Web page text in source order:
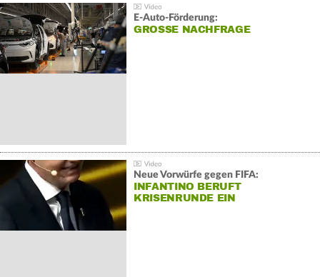
E-Auto-Förderung:
GROSSE NACHFRAGE
Neue Vorwürfe gegen FIFA:
INFANTINO BERUFT
KRISENRUNDE EIN